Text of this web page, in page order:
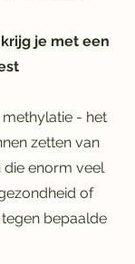
je met een
- het
zetten van
die enorm veel
of
bepaalde